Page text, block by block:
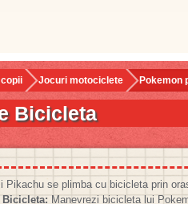
Jocuri motociclete Pokemon
Bicicleta
Pikachu se plimba cu bicicleta prin
Bicicleta: Manevrezi bicicleta lui